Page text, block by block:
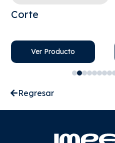
Corte
Ver Producto
Regresar